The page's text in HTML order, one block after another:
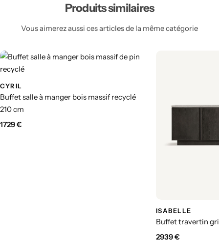
Produits similaires
Vous aimerez aussi ces articles de la même catégorie
CYRIL
Buffet salle à manger bois massif recyclé
210 cm
1729€
ISABELLE
Buffet travertin
2939€